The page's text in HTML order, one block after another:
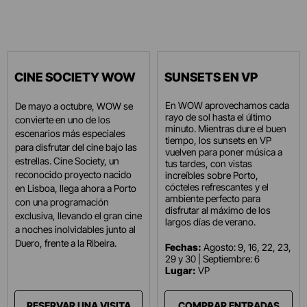
CINE SOCIETY WOW
De mayo a octubre, WOW se
convierte en uno de los
escenarios más especiales
para disfrutar del cine bajo las
estrellas. Cine Society, un
reconocido proyecto nacido
en Lisboa, llega ahora a Porto
con una programación
exclusiva, llevando el gran cine
a noches inolvidables junto al
Duero, frente a la Ribeira.
SUNSETS EN VP
En WOW aprovechamos cada
rayo de sol hasta el último
minuto. Mientras dure el buen
tiempo, los sunsets en VP
vuelven para poner música a
tus tardes, con vistas
increíbles sobre Porto,
cócteles refrescantes y el
ambiente perfecto para
disfrutar al máximo de los
largos días de verano.
Fechas: Agosto: 9, 16, 22, 23,
29 y 30 | Septiembre: 6
Lugar: VP